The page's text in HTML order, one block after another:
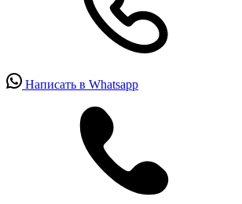
Написать в Whatsapp